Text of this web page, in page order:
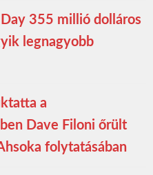
355 millió dolláros
legnagyobb
a
Dave Filoni őrült
folytatásában